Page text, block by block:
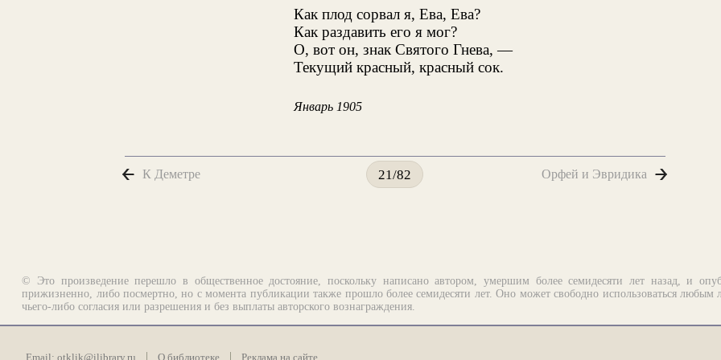
Как плод сорвал я, Ева, Ева?
Как раздавить его я мог?
О, вот он, знак Святого Гнева, —
Текущий красный, красный сок.
Январь 1905
К Деметре 21/82 Орфей и Эвридика
© Это произведение перешло в общественное достояние, поскольку написано автором, умершим более семидесяти лет назад, и
прижизненно, либо посмертно, но с момента публикации также прошло более семидесяти лет. Оно может свободно использоваться любым
чьего-либо согласия или разрешения и без выплаты авторского вознаграждения.
Email: otklik@ilibrary.ru О библиотеке Реклама на сайте